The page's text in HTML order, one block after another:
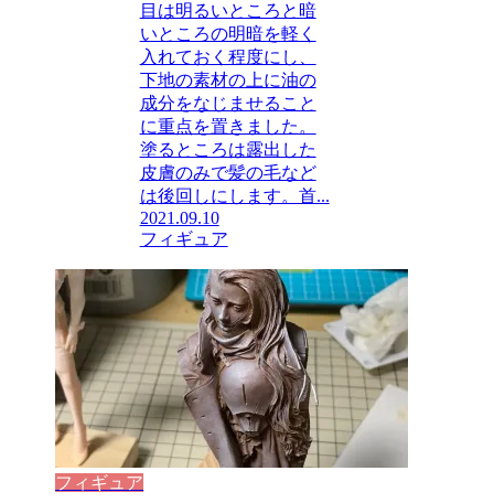
目は明るいところと暗
いところの明暗を軽く
入れておく程度にし、
下地の素材の上に油の
成分をなじませること
に重点を置きました。
塗るところは露出した
皮膚のみで髪の毛など
は後回しにします。首...
2021.09.10
フィギュア
フィギュア